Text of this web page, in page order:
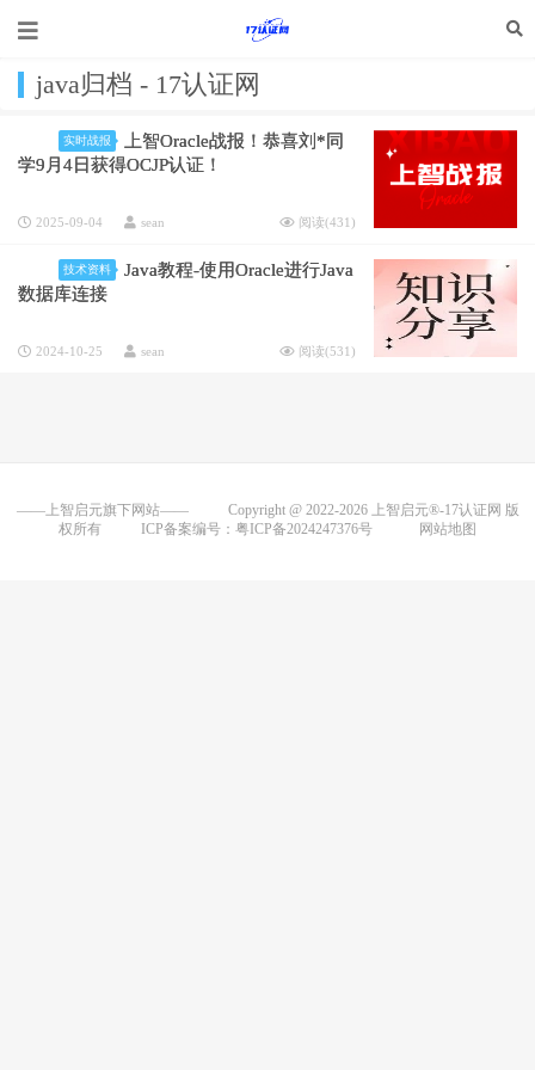
java归档 - 17认证网
实时战报
上智Oracle战报！恭喜刘*同
学9月4日获得OCJP认证！
2025-09-04 sean 阅读(431 )
技术资料
Java教程-使用Oracle进行Java
数据库连接
2024-10-25 sean 阅读(531 )
——上智启元旗下网站——Copyright @ 2022-2026 上智启元®-17认证网 版
权所有
ICP备案编号：粤ICP备2024247376号 网站地图